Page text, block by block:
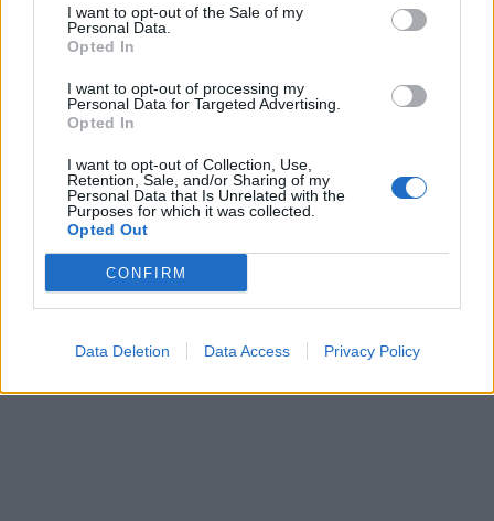
I want to opt-out of the Sale of my
Personal Data.
Opted In
I want to opt-out of processing my
Personal Data for Targeted Advertising.
Opted In
I want to opt-out of Collection, Use,
Retention, Sale, and/or Sharing of my
Personal Data that Is Unrelated with the
Purposes for which it was collected.
Opted Out
CONFIRM
Data Deletion Data Access Privacy Policy